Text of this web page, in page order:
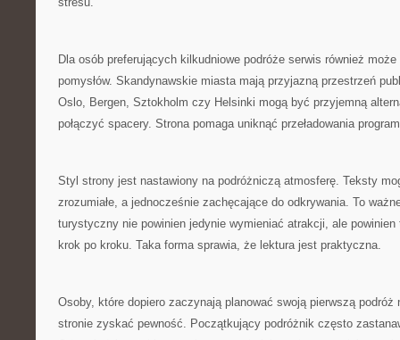
Dla osób preferujących kilkudniowe podróże serwis również może
pomysłów. Skandynawskie miasta mają przyjazną przestrzeń
Oslo, Bergen, Sztokholm czy Helsinki mogą być przyjemną
połączyć spacery. Strona pomaga uniknąć przeładowania
Styl strony jest nastawiony na podróżniczą atmosferę. Teksty
zrozumiałe, a jednocześnie zachęcające do odkrywania. To
turystyczny nie powinien jedynie wymieniać atrakcji, ale
krok po kroku. Taka forma sprawia, że lektura jest praktyczna.
Osoby, które dopiero zaczynają planować swoją pierwszą podróż
stronie zyskać pewność. Początkujący podróżnik często